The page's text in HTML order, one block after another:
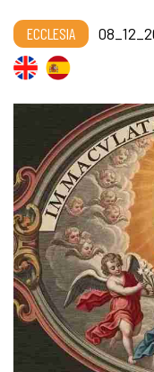
ECCLESIA